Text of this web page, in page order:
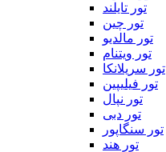
تور تایلند
تور چین
تور مالدیو
تور ویتنام
تور سریلانکا
تور فیلیپین
تور نپال
تور دبی
تور سنگاپور
تور هند